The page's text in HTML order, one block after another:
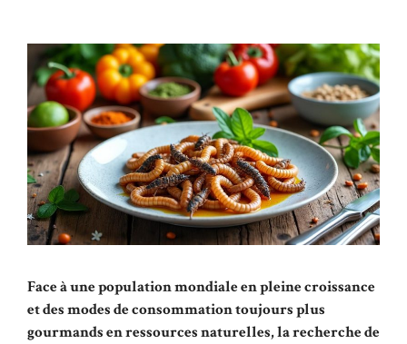
Face à une population mondiale en pleine croissance
et des modes de consommation toujours plus
gourmands en ressources naturelles, la recherche de